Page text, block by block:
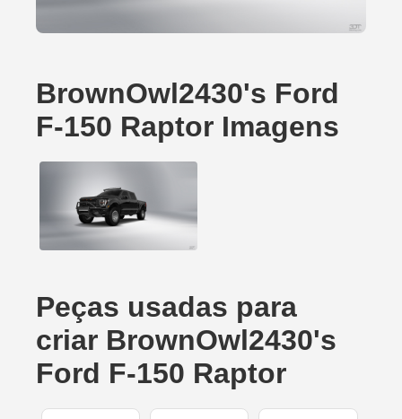
BrownOwl2430's Ford
F-150 Raptor Imagens
Peças usadas para
criar BrownOwl2430's
Ford F-150 Raptor